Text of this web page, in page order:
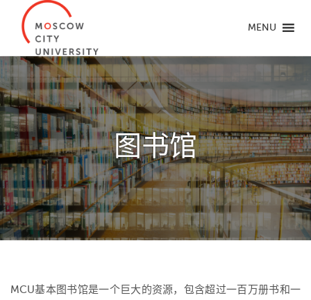
MENU
图书馆
MCU基本图书馆是一个巨大的资源，包含超过一百万册书和一